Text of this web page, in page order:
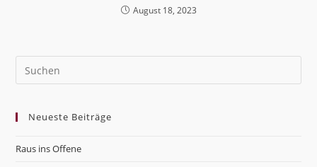
August 18, 2023
Neueste Beiträge
Raus ins Offene